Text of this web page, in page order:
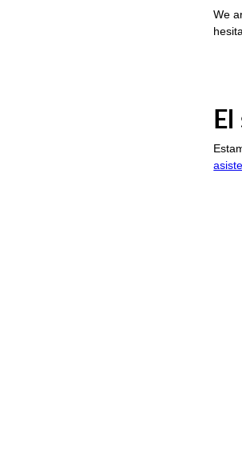
We